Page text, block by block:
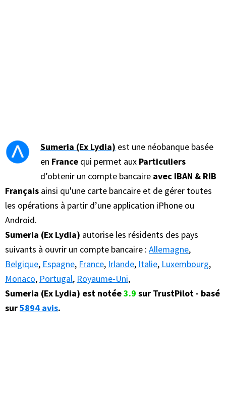
Sumeria (Ex Lydia) est une néobanque basée
en France qui permet aux Particuliers
d’obtenir un compte bancaire avec IBAN & RIB
Français ainsi qu'une carte bancaire et de gérer toutes
les opérations à partir d’une application iPhone ou
Android.
Sumeria (Ex Lydia) autorise les résidents des pays
suivants à ouvrir un compte bancaire : Allemagne,
Belgique, Espagne, France, Irlande, Italie, Luxembourg,
Monaco, Portugal, Royaume-Uni,
Sumeria (Ex Lydia) est notée3.9 sur TrustPilot - basé
sur5894 avis.